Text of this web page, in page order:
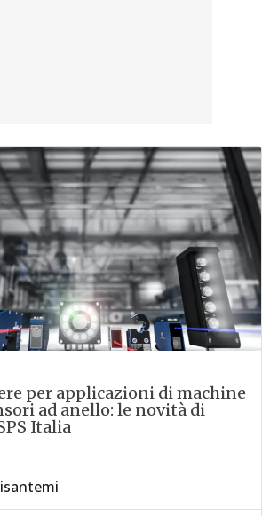
per applicazioni di machine
ad anello: le novità di
Italia